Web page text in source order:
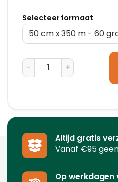
Selecteer formaat
Rol Kraftpapier Wit - 40
Altijd gratis
Vanaf €95
Op werkdagen